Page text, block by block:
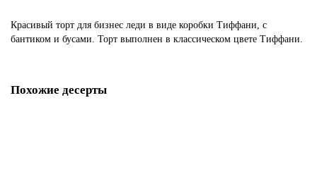
Красивый торт для бизнес леди в виде коробки Тиффани, с
бантиком и бусами. Торт выполнен в классическом цвете Тиффани.
Похожие десерты